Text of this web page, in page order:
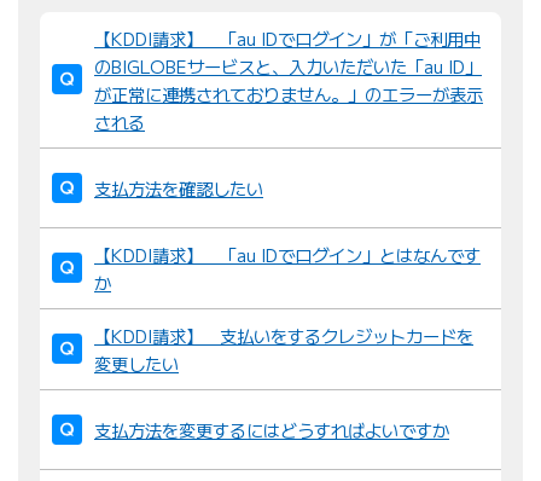
替
：
【KDDI請求】 「au IDでログイン」が「ご利用中
のBIGLOBEサービスと、入力いただいた「au ID」
が正常に連携されておりません。」のエラーが表示
される
支払方法を確認したい
【KDDI請求】 「au IDでログイン」とはなんです
か
【KDDI請求】 支払いをするクレジットカードを
変更したい
支払方法を変更するにはどうすればよいですか